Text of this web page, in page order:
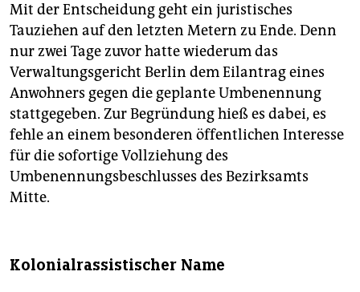
Mit der Entscheidung geht ein juristisches
Tauziehen auf den letzten Metern zu Ende. Denn
nur zwei Tage zuvor hatte wiederum das
Verwaltungsgericht Berlin dem Eilantrag eines
Anwohners gegen die geplante Umbenennung
stattgegeben. Zur Begründung hieß es dabei, es
fehle an einem besonderen öffentlichen Interesse
für die sofortige Vollziehung des
Umbenennungsbeschlusses des Bezirksamts
Mitte.
Kolonialrassistischer Name